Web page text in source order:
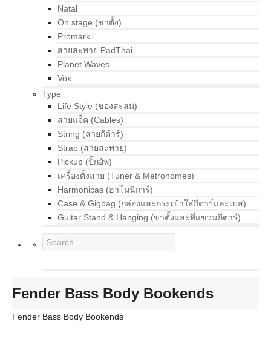
Natal
On stage (ขาตั้ง)
Promark
สายสะพาย PadThai
Planet Waves
Vox
Type
Life Style (ของสะสม)
สายแจ็ค (Cables)
String (สายกีต้าร์)
Strap (สายสะพาย)
Pickup (ปิ๊กอัพ)
เครื่องตั้งสาย (Tuner & Metronomes)
Harmonicas (ฮาโมนิการ์)
Case & Gigbag (กล่องและกระเป๋าใส่กีตาร์และเบส)
Guitar Stand & Hanging (ขาตั้งและที่แขวนกีตาร์)
Fender Bass Body Bookends
Fender Bass Body Bookends